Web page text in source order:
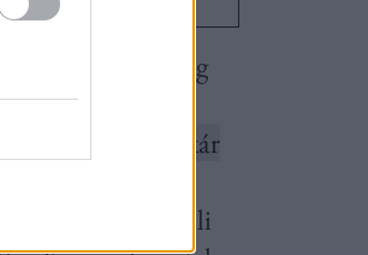
tökéletességig
a
kell az útját, akár
hoztak azonnali